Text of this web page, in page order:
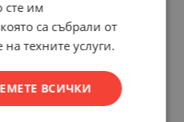
актуализация на дизайна от
снимка, за което
до офис на куриерска
Всички наши клиенти
услуги на Спиди и Еконт.
сте им
са събрали от
техните услуги.
ВСИЧКИ